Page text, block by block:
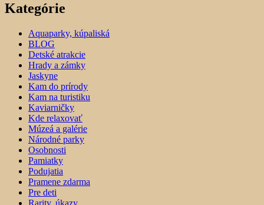
Kategórie
Aquaparky, kúpaliská
BLOG
Detské atrakcie
Hrady a zámky
Jaskyne
Kam do prírody
Kam na turistiku
Kaviarničky
Kde relaxovať
Múzeá a galérie
Národné parky
Osobnosti
Pamiatky
Podujatia
Pramene zdarma
Pre deti